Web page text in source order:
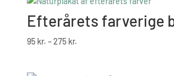
Efterårets farverige
95 kr. –275 kr.Prisinterval: